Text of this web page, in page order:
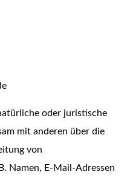
oder juristische
mit anderen über die
von
Namen, E-Mail-Adressen